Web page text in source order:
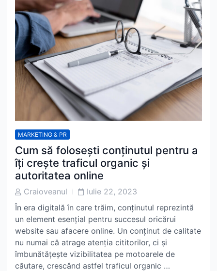
MARKETING & PR
Cum să folosești conținutul pentru a
îți crește traficul organic și
autoritatea online
PostCraioveanul
PostIulie 22, 2023
În era digitală în care trăim, conținutul reprezintă
un element esențial pentru succesul oricărui
website sau afacere online. Un conținut de calitate
nu numai că atrage atenția cititorilor, ci și
îmbunătățește vizibilitatea pe motoarele de
căutare, crescând astfel traficul organic …